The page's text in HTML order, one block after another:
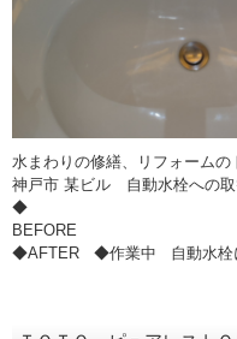
水まわりの修繕、リフォームの
神戸市 某ビル 自動水栓への取
◆
◆AFTER ◆作業中 自動水栓